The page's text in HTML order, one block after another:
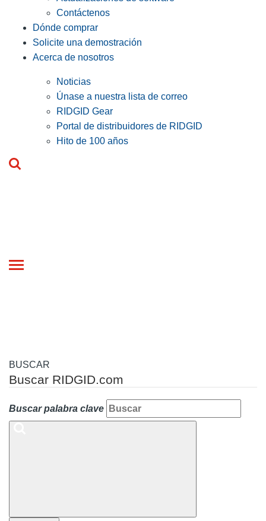
Contáctenos
Dónde comprar
Solicite una demostración
Acerca de nosotros
Noticias
Únase a nuestra lista de correo
RIDGID Gear
Portal de distribuidores de RIDGID
Hito de 100 años
Toggle
BUSCAR
Buscar RIDGID.com
Buscar palabra clave